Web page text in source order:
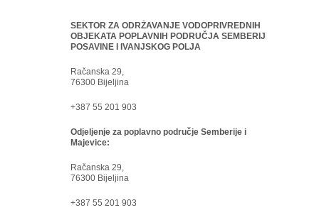
SEKTOR ZA ODRŽAVANJE VODOPRIVREDNIH
OBJEKATA POPLAVNIH PODRUČJA SEMBERIJE,
POSAVINE I IVANJSKOG POLJA
Račanska 29,
76300 Bijeljina
+387 55 201 903
Odjeljenje za poplavno područje Semberije i
Majevice:
Račanska 29,
76300 Bijeljina
+387 55 201 903